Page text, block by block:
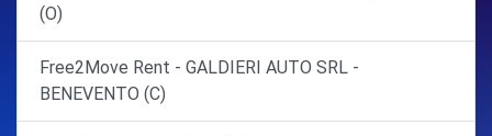
(O)
Free2Move Rent - GALDIERI AUTO SRL -
BENEVENTO (C)